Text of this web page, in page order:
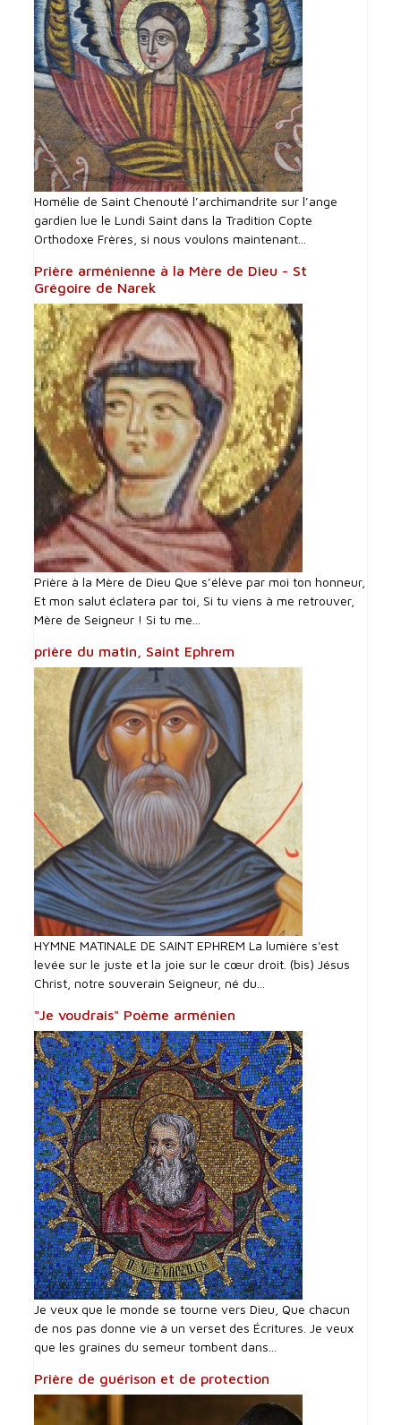
Homélie de Saint Chenouté l’archimandrite sur l’ange
gardien lue le Lundi Saint dans la Tradition Copte
Orthodoxe Frères, si nous voulons maintenant...
Prière arménienne à la Mère de Dieu - St
Grégoire de Narek
Prière à la Mère de Dieu Que s’élève par moi ton honneur,
Et mon salut éclatera par toi, Si tu viens à me retrouver,
Mère de Seigneur ! Si tu me...
prière du matin, Saint Ephrem
HYMNE MATINALE DE SAINT EPHREM La lumière s'est
levée sur le juste et la joie sur le cœur droit. (bis) Jésus
Christ, notre souverain Seigneur, né du...
"Je voudrais" Poème arménien
Je veux que le monde se tourne vers Dieu, Que chacun
de nos pas donne vie à un verset des Écritures. Je veux
que les graines du semeur tombent dans...
Prière de guérison et de protection